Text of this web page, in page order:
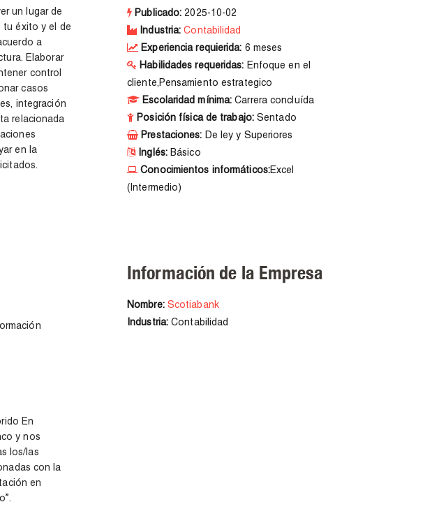
un lugar de
tu éxito y el de
a
Elaborar
control
casos
integración
relacionada
en la
En
y nos
los/las
con la
en
Publicado: 2025-10-02
Industria: Contabilidad
Experiencia requierida: 6 meses
Habilidades requeridas: Enfoque en el
cliente,Pensamiento estrategico
Escolaridad mínima: Carrera concluída
Posición física de trabajo:Sentado
Prestaciones: De ley y Superiores
Inglés:Básico
Conocimientos informáticos:Excel
(Intermedio)
Información de la Empresa
Nombre: Scotiabank
Industria: Contabilidad